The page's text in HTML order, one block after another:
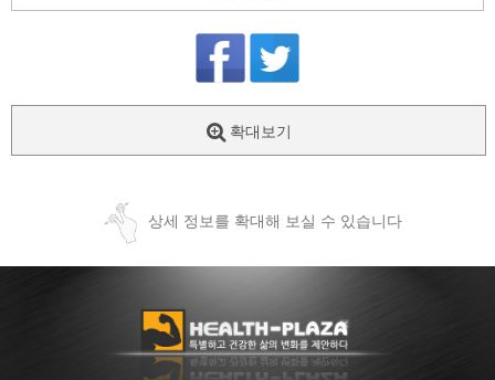
확대보기
상세 정보를 확대해 보실 수 있습니다